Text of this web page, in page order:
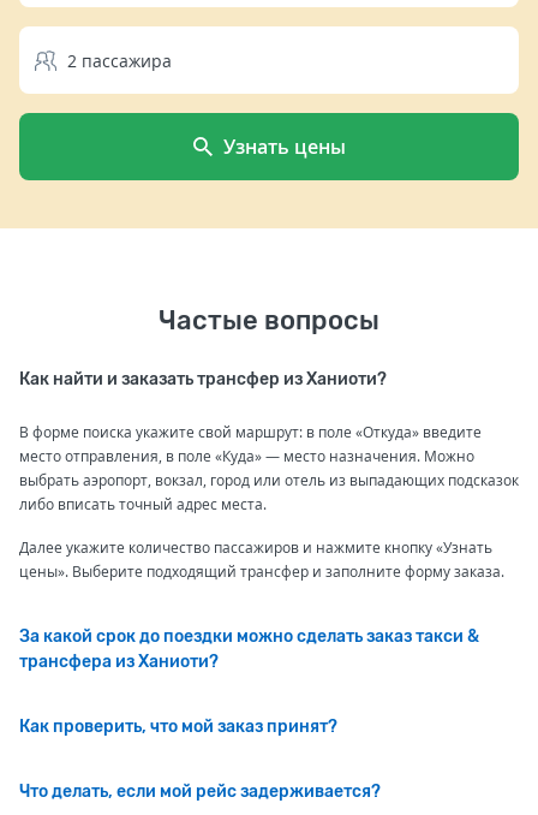
2 пассажира
Узнать цены
Частые вопросы
Как найти и заказать трансфер из Ханиоти?
В форме поиска укажите свой маршрут: в поле «Откуда» введите
место отправления, в поле «Куда» — место назначения. Можно
выбрать аэропорт, вокзал, город или отель из выпадающих подсказок
либо вписать точный адрес места.
Далее укажите количество пассажиров и нажмите кнопку «Узнать
цены». Выберите подходящий трансфер и заполните форму заказа.
За какой срок до поездки можно сделать заказ такси &
трансфера из Ханиоти?
Как проверить, что мой заказ принят?
Что делать, если мой рейс задерживается?